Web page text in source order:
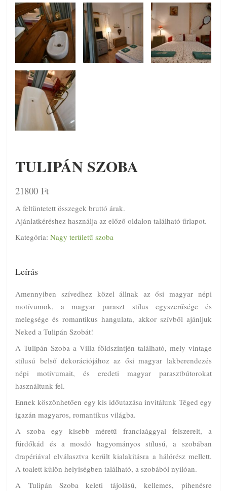
TULIPÁN SZOBA
21800Ft
A feltüntetett összegek bruttó árak.
Ajánlatkéréshez használja az előző oldalon található űrlapot.
Kategória:Nagy területű szoba
Leírás
Amennyiben szívedhez közel állnak az ősi magyar népi
motívumok, a magyar paraszt stílus egyszerűsége és
melegsége és romantikus hangulata, akkor szívből ajánljuk
Neked a Tulipán Szobát!
A Tulipán Szoba a Villa földszintjén található, mely vintage
stílusú belső dekorációjához az ősi magyar lakberendezés
népi motívumait, és eredeti magyar parasztbútorokat
használtunk fel.
Ennek köszönhetően egy kis időutazása invitálunk Téged egy
igazán magyaros, romantikus világba.
A szoba egy kisebb méretű franciaággyal felszerelt, a
fürdőkád és a mosdó hagyományos stílusú, a szobában
drapériával elválasztva került kialakításra a hálórész mellett.
A toalett külön helyiségben található, a szobából nyílóan.
A Tulipán Szoba keleti tájolású, kellemes, pihenésre